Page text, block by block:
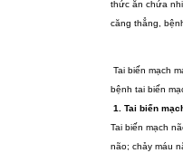
thức ăn chứa
căng thẳng,
Tai biến mạch
bệnh tai biến
1. Tai biến
Tai biến mạch
não; chảy máu